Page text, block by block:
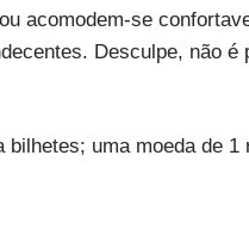
acomodem-se
Desculpe, não é
uma moeda de